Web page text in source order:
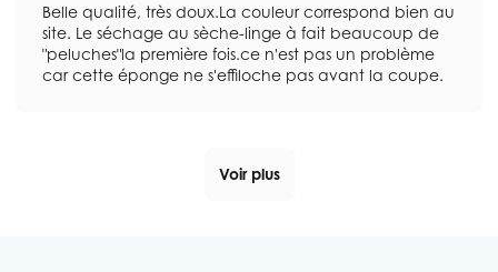
Belle qualité, très doux.La couleur correspond bien au
site. Le séchage au sèche-linge à fait beaucoup de
"peluches"la première fois.ce n'est pas un problème
car cette éponge ne s'effiloche pas avant la coupe.
Voir plus